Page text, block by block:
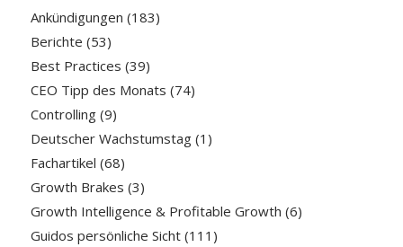
Ankündigungen (183)
Berichte (53)
Best Practices (39)
CEO Tipp des Monats (74)
Controlling(9)
Deutscher Wachstumstag(1)
Fachartikel (68)
Growth Brakes (3)
Growth Intelligence & Profitable Growth (6)
Guidos persönliche Sicht(111)